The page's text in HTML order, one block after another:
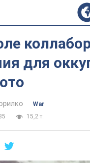
для
War
15,2 т.